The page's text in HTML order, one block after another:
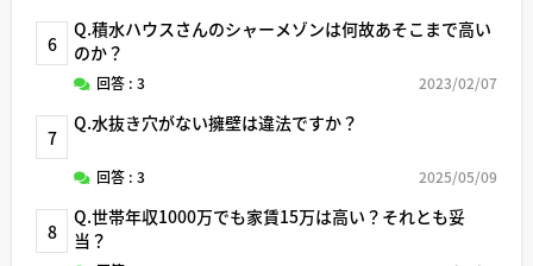
6
Q.積水ハウスさんのシャーメゾンは何故あそこまで高い
のか？
回答 : 3 2023/02/07
7
Q.水抜き穴がない擁壁は違法ですか？
回答 : 3 2025/05/09
8
Q.世帯年収1000万でも家賃15万は高い？それとも妥
当？